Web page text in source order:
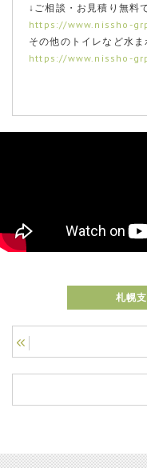
↓ご相談・お見積り無料
https://www.nissho-
その他のトイレなど水
https://www.nissho-
札幌